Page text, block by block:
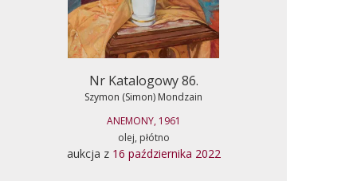
Nr Katalogowy 86.
Szymon (Simon) Mondzain
ANEMONY, 1961
olej, płótno
aukcja z 16 października 2022